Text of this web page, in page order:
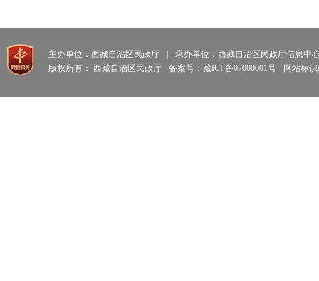
主办单位：西藏自治区民政厅
承办单位：西藏自治区民政厅信息中
版权所有： 西藏自治区民政厅
备案号：藏ICP备07000001号 网站标识